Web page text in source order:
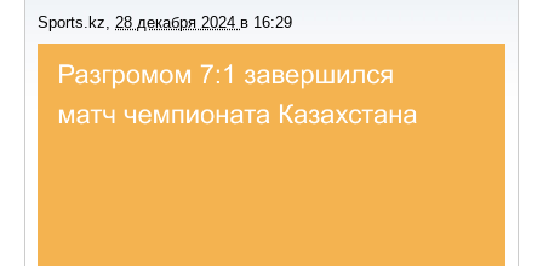
Sports.kz, 28 декабря 2024 в 16:29